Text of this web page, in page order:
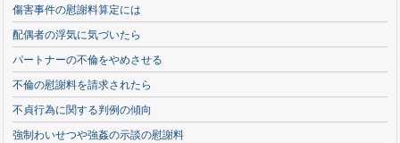
傷害事件の慰謝料算定には
配偶者の浮気に気づいたら
パートナーの不倫をやめさせる
不倫の慰謝料を請求されたら
不貞行為に関する判例の傾向
強制わいせつや強姦の示談の慰謝料